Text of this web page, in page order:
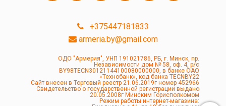
+375447181833
armeria.by@gmail.com
ОДО "Армерия", УНП 191021786, РБ, г. Минск, пр.
Независимости дом № 58, оф. 4, р/с
BY98TECN30121144100080000000, в банке ОАО
«Технобанк», код банка TECNBY22
Сайт внесен в Торговый реестр 21.06.2019г номер 452966
Свидетельство о государственной регистрации выдано
20.05.2008г Минским Горисполкомом
Режим работы интернет-магазина: